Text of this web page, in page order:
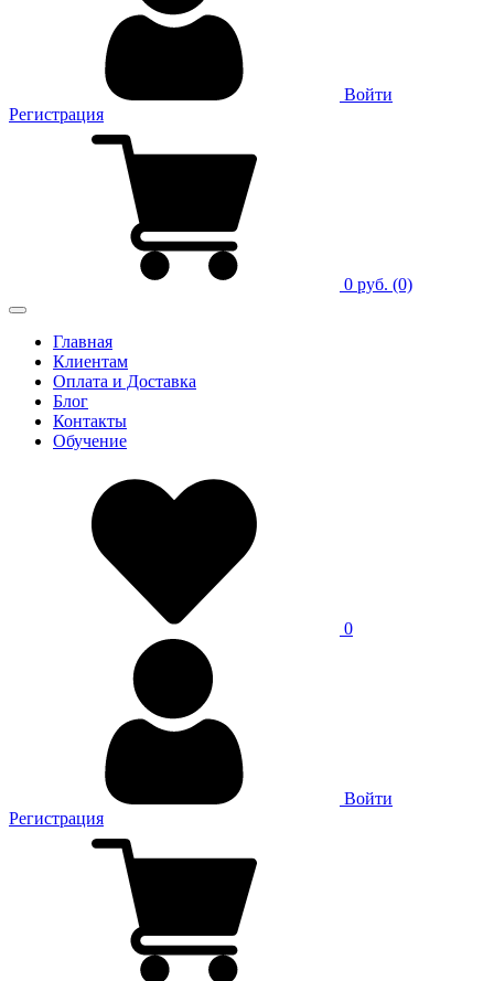
Войти
Регистрация
0 руб. (0)
Главная
Клиентам
Оплата и Доставка
Блог
Контакты
Обучение
0
Войти
Регистрация